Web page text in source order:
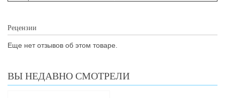
Рецензии
Еще нет отзывов об этом товаре.
ВЫ НЕДАВНО СМОТРЕЛИ